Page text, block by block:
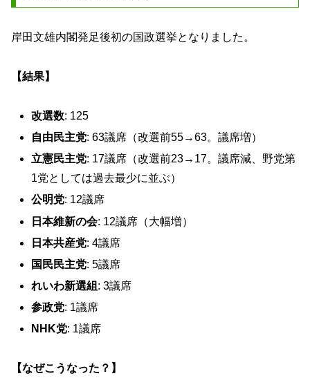
岸田文雄内閣発足後初の国政選挙となりました。
【結果】
改選数: 125
自由民主党: 63議席（改選前55→63。議席増）
立憲民主党: 17議席（改選前23→17。議席減、野党第
1党としては過去最少に並ぶ）
公明党: 12議席
日本維新の会: 12議席（大幅増）
日本共産党: 4議席
国民民主党: 5議席
れいわ新選組 : 3議席
参政党: 1議席
NHK党: 1議席
【なぜこうなった？】